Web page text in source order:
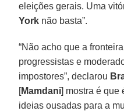
eleições gerais. Uma
York não basta”.
“Não acho que a
progressistas e
impostores”, declarou
[Mamdani] mostra é que
ideias ousadas para a